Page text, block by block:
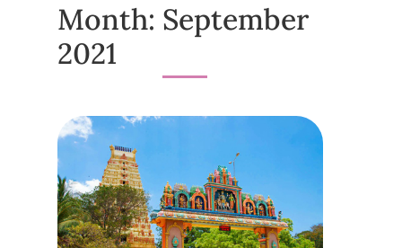
Month: September
2021